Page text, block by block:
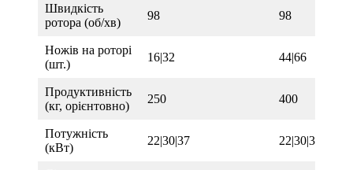
Швидкість
ротора (об/хв)
98 98
Ножів на роторі
(шт.)
16|32 44|66
Продуктивність
(кг, орієнтовно)
250 400
Потужність
(кВт)
22|30|37 22|30|37|45